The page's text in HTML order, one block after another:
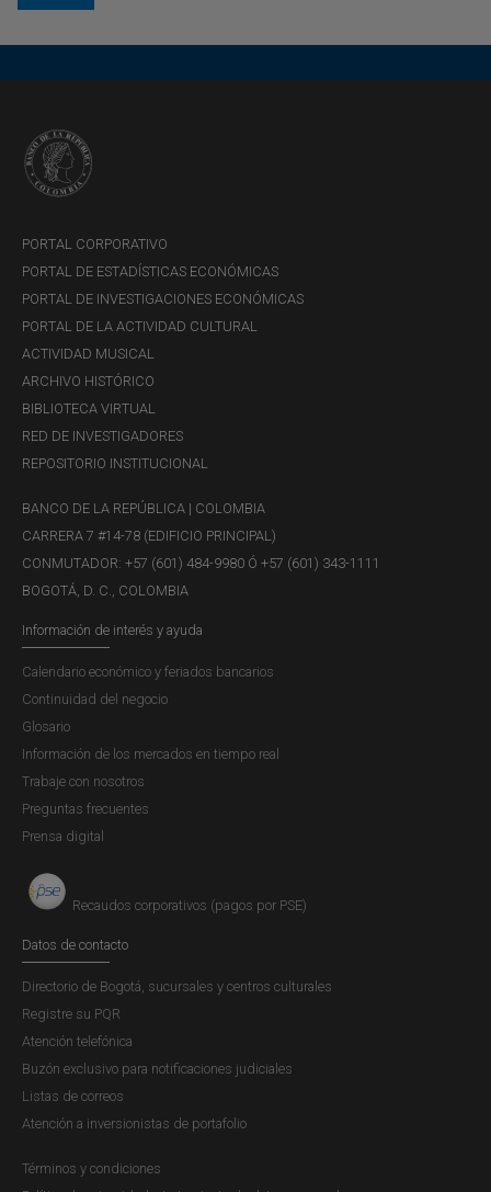
PORTAL CORPORATIVO
PORTAL DE ESTADÍSTICAS ECONÓMICAS
PORTAL DE INVESTIGACIONES ECONÓMICAS
PORTAL DE LA ACTIVIDAD CULTURAL
ACTIVIDAD MUSICAL
ARCHIVO HISTÓRICO
BIBLIOTECA VIRTUAL
RED DE INVESTIGADORES
REPOSITORIO INSTITUCIONAL
BANCO DE LA REPÚBLICA | COLOMBIA
CARRERA 7 #14-78 (EDIFICIO PRINCIPAL)
CONMUTADOR: +57 (601) 484-9980 Ó +57 (601) 343-1111
BOGOTÁ, D. C., COLOMBIA
Información de interés y ayuda
Calendario económico y feriados bancarios
Continuidad del negocio
Glosario
Información de los mercados en tiempo real
Trabaje con nosotros
Preguntas frecuentes
Prensa digital
Recaudos corporativos (pagos por PSE)
Datos de contacto
Directorio de Bogotá, sucursales y centros culturales
Registre su PQR
Atención telefónica
Buzón exclusivo para notificaciones judiciales
Listas de correos
Atención a inversionistas de portafolio
Términos y condiciones